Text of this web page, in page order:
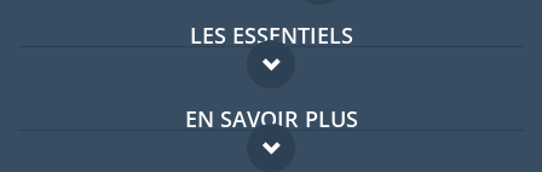
LES ESSENTIELS
Forum expatriés
Guides pays
EN SAVOIR PLUS
FAQ